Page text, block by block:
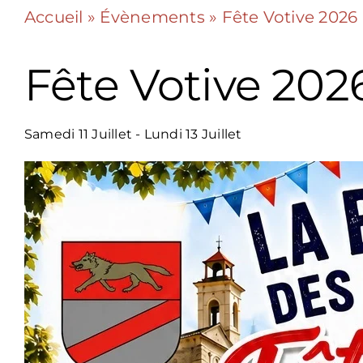
Accueil » Évènements » Fête Votive 2026
Fête Votive
Samedi 11 Juillet - Lundi 13 Juillet